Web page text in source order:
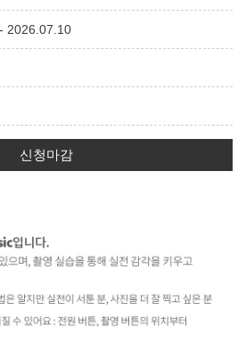
2026.07.10
신청마감